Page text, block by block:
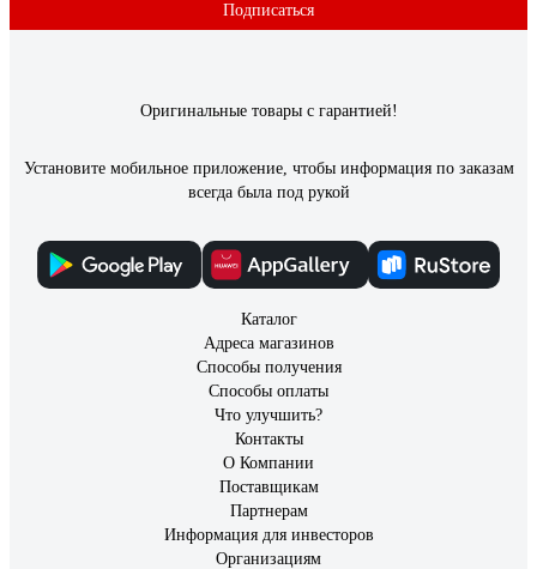
Подписаться
Оригинальные товары с гарантией!
Установите мобильное приложение, чтобы информация по заказам
всегда была под рукой
Каталог
Адреса магазинов
Способы получения
Способы оплаты
Что улучшить?
Контакты
О Компании
Поставщикам
Партнерам
Информация для инвесторов
Организациям